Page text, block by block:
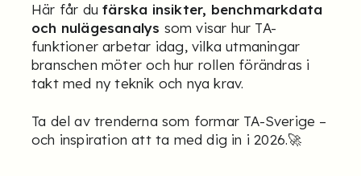
Här får dufärska insikter, benchmarkdata
och nulägesanalys som visar hur TA-
funktioner arbetar idag, vilka utmaningar
branschen möter och hur rollen förändras i
takt med ny teknik och nya krav.
Ta del av trenderna som formar TA-Sverige –
och inspiration att ta med dig in i 2026.🚀